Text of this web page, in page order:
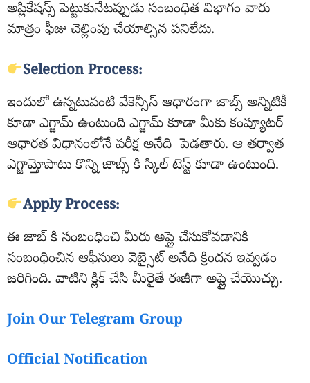
అప్లికేషన్స్ పెట్టుకునేటప్పుడు సంబంధిత విభాగం వారు
మాత్రం ఫీజు చెల్లింపు చేయాల్సిన పనిలేదు.
Selection Process:
ఇందులో ఉన్నటువంటి వేకెన్సీస్ ఆధారంగా జాబ్స్ అన్నిటికీ
కూడా ఎగ్జామ్ ఉంటుంది ఎగ్జామ్ కూడా మీకు కంప్యూటర్
ఆధారత విధానంలోనే పరీక్ష అనేది పెడతారు. ఆ తర్వాత
ఎగ్జామ్తోపాటు కొన్ని జాబ్స్ కి స్కిల్ టెస్ట్ కూడా ఉంటుంది.
Apply Process:
ఈ జాబ్ కి సంబంధించి మీరు అప్లై చేసుకోవడానికి
సంబంధించిన ఆఫీసులు వెబ్సైట్ అనేది క్రిందన ఇవ్వడం
జరిగింది. వాటిని క్లిక్ చేసి మీరైతే ఈజీగా అప్లై చేయొచ్చు.
Join Our Telegram Group
Official Notification